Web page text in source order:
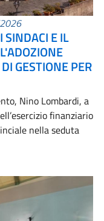
SINDACI E IL
GESTIONE PER
Nino Lombardi, a
finanziario
nella seduta